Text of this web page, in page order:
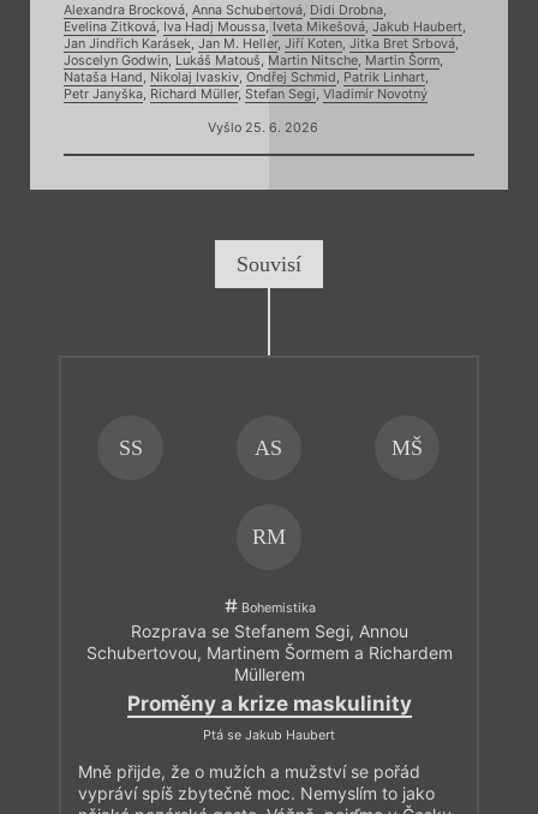
Alexandra Brocková, Anna Schubertová, Didi Drobna,
Evelina Zitková, Iva Hadj Moussa, Iveta Mikešová, Jakub Haubert,
Jan Jindřich Karásek, Jan M. Heller, Jiří Koten, Jitka Bret Srbová,
Joscelyn Godwin, Lukáš Matouš, Martin Nitsche, Martin Šorm,
Nataša Hand, Nikolaj Ivaskiv, Ondřej Schmid, Patrik Linhart,
Petr Janyška, Richard Müller, Stefan Segi, Vladimír Novotný
Vyšlo 25. 6. 2026
Souvisí
SS AS MŠ
RM
Bohemistika
Rozprava se Stefanem Segi, Annou
Schubertovou, Martinem Šormem a Richardem
Müllerem
Proměny a krize maskulinity
Ptá se Jakub Haubert
Mně přijde, že o mužích a mužství se pořád
vypráví spíš zbytečně moc. Nemyslím to jako